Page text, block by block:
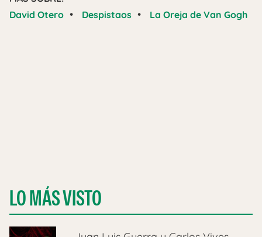
David Otero • Despistaos • La Oreja de Van Gogh
LO MÁS VISTO